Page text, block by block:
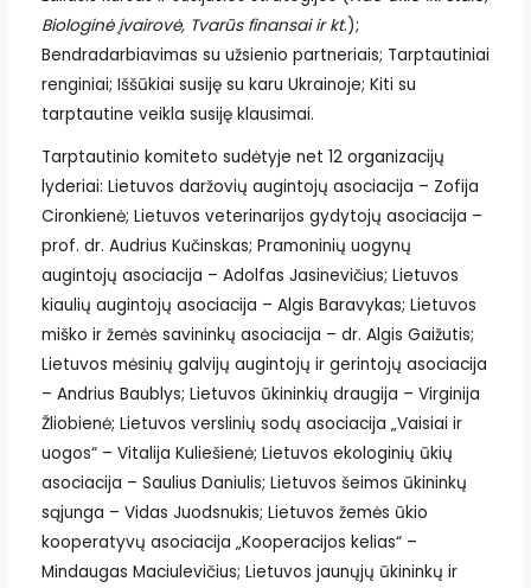
Biologinė įvairovė, Tvarūs finansai ir kt.);
Bendradarbiavimas su užsienio partneriais; Tarptautiniai
renginiai; Iššūkiai susiję su karu Ukrainoje; Kiti su
tarptautine veikla susiję klausimai.
Tarptautinio komiteto sudėtyje net 12 organizacijų
lyderiai: Lietuvos daržovių augintojų asociacija – Zofija
Cironkienė; Lietuvos veterinarijos gydytojų asociacija –
prof. dr. Audrius Kučinskas; Pramoninių uogynų
augintojų asociacija – Adolfas Jasinevičius; Lietuvos
kiaulių augintojų asociacija – Algis Baravykas; Lietuvos
miško ir žemės savininkų asociacija – dr. Algis Gaižutis;
Lietuvos mėsinių galvijų augintojų ir gerintojų asociacija
– Andrius Baublys; Lietuvos ūkininkių draugija – Virginija
Žliobienė; Lietuvos verslinių sodų asociacija „Vaisiai ir
uogos“ – Vitalija Kuliešienė; Lietuvos ekologinių ūkių
asociacija – Saulius Daniulis; Lietuvos šeimos ūkininkų
sąjunga – Vidas Juodsnukis; Lietuvos žemės ūkio
kooperatyvų asociacija „Kooperacijos kelias“ –
Mindaugas Maciulevičius; Lietuvos jaunųjų ūkininkų ir